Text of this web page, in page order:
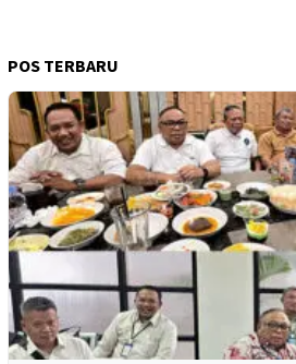
POS TERBARU